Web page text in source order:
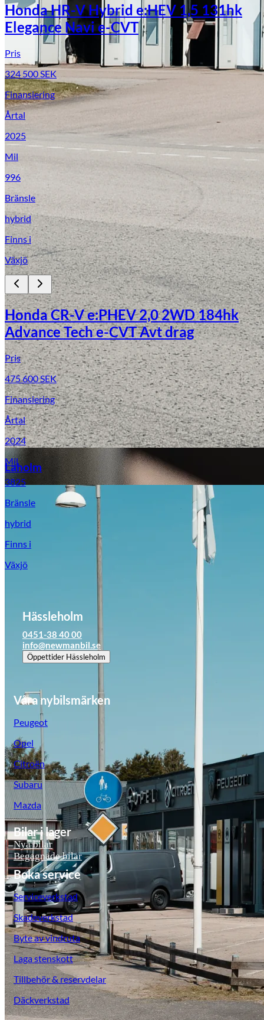
Laga stenskott
Laholm
Honda HR-V Hybrid e:HEV 1,5 131hk
Elegance Navi e-CVT
Pris
324 500 SEK
Finansiering
Årtal
2025
Mil
996
Bränsle
hybrid
Finns i
Växjö
Honda CR-V e:PHEV 2,0 2WD 184hk
Advance Tech e-CVT Avt drag
Pris
475 600SEK
Finansiering
Årtal
2024
Mil
3825
Bränsle
hybrid
Finns i
Växjö
Hässleholm
0451-38 40 00
info@newmanbil.se
Öppettider Hässleholm
Våra nybilsmärken
Peugeot
Opel
Citroën
Subaru
Mazda
Bilar i lager
Nya bilar
Begagnade bilar
Boka service
Serviceverkstad
Skadeverkstad
Byte av vindruta
Laga stenskott
Tillbehör & reservdelar
Däckverkstad